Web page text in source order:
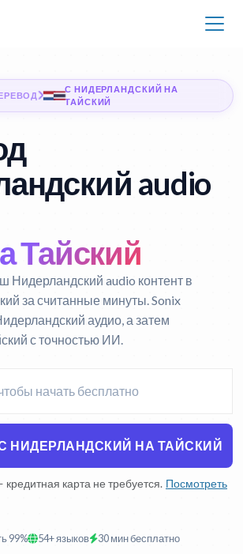
С НИДЕРЛАНДСКИЙ НА
ТАЙСКИЙ
audio
Тайский
Нидерландский audio контент в
за считанные минуты. Sonix
аудио, а затем
с точностью ИИ.
НИДЕРЛАНДСКИЙ НА ТАЙСКИЙ
карта не требуется. Посмотреть
99% 54+ языков 30 мин бесплатно